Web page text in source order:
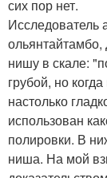
сих пор нет.
Исследователь
нишу в скале:
грубой, но
настолько
использован
полировки. В
ниша. На мой